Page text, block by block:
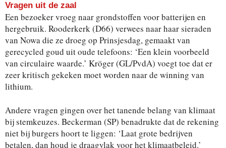
Vragen uit de zaal
Een bezoeker vroeg naar grondstoffen voor batterijen en
hergebruik. Rooderkerk (D66) verwees naar haar sieraden
van Nowa die ze droeg op Prinsjesdag, gemaakt van
gerecycled goud uit oude telefoons: ‘Een klein voorbeeld
van circulaire waarde.’ Kröger (GL/PvdA) voegt toe dat er
zeer kritisch gekeken moet worden naar de winning van
lithium.
Andere vragen gingen over het tanende belang van klimaat
bij stemkeuzes. Beckerman (SP) benadrukte dat de rekening
niet bij burgers hoort te liggen: ‘Laat grote bedrijven
betalen, dan houd je draagvlak voor het klimaatbeleid.’